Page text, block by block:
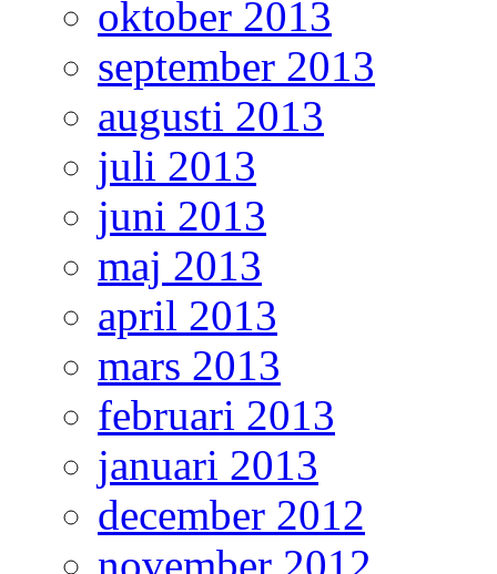
oktober 2013
september 2013
augusti 2013
juli 2013
juni 2013
maj 2013
april 2013
mars 2013
februari 2013
januari 2013
december 2012
november 2012